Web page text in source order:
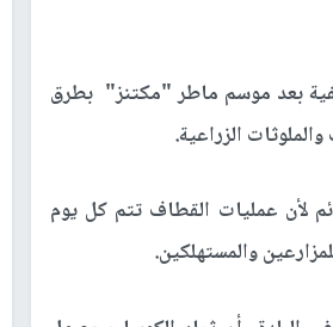
بعد موسم ماطر "مكتنز" بطرق
الزراعية.
لأن عمليات القطاف تتم كل يوم
والمستهلكين.